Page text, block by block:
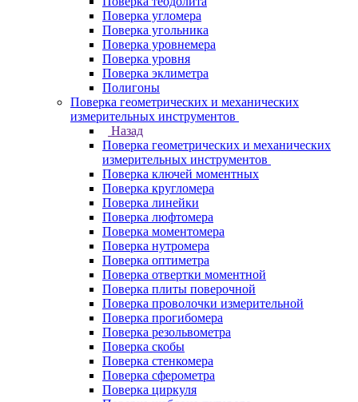
Поверка угломера
Поверка угольника
Поверка уровнемера
Поверка уровня
Поверка эклиметра
Полигоны
Поверка геометрических и механических
измерительных инструментов
Назад
Поверка геометрических и механических
измерительных инструментов
Поверка ключей моментных
Поверка кругломера
Поверка линейки
Поверка люфтомера
Поверка моментомера
Поверка нутромера
Поверка оптиметра
Поверка отвертки моментной
Поверка плиты поверочной
Поверка проволочки измерительной
Поверка прогибомера
Поверка резольвометра
Поверка скобы
Поверка стенкомера
Поверка сферометра
Поверка циркуля